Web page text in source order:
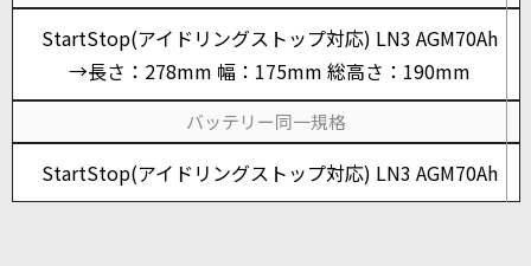
StartStop(アイドリングストップ対応) LN3 AGM70Ah
→長さ：278mm 幅：175mm 総高さ：190mm
バッテリー同一規格
StartStop(アイドリングストップ対応) LN3 AGM70Ah